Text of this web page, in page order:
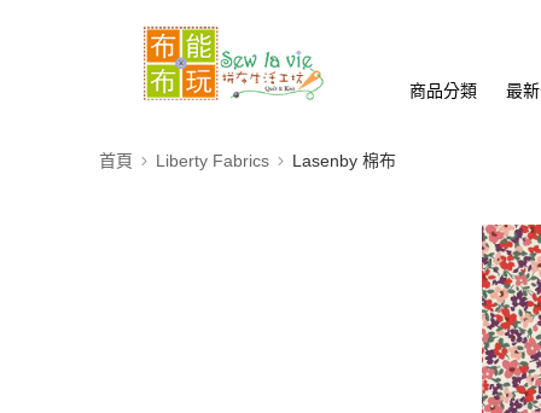
商品分類 最
首頁 Liberty Fabrics Lasenby 棉布